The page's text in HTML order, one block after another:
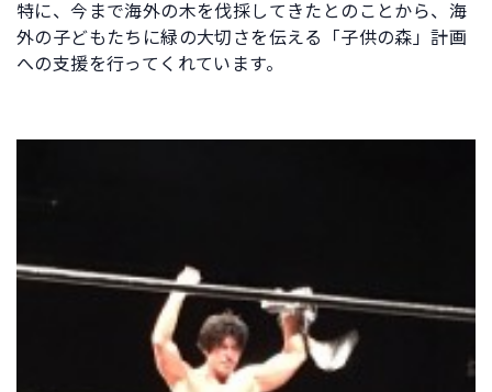
特に、今まで海外の木を伐採してきたとのことから、海
外の子どもたちに緑の大切さを伝える「子供の森」計画
への支援を行ってくれています。